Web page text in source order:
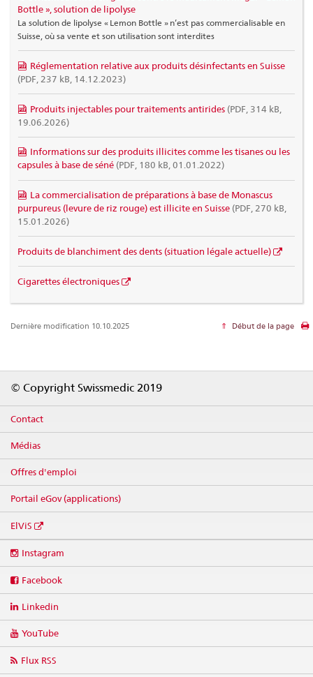
Bottle », solution de lipolyse
La solution de lipolyse « Lemon Bottle » n’est pas commercialisable en
Suisse, où sa vente et son utilisation sont interdites
Réglementation relative aux produits désinfectants en Suisse
(PDF, 237 kB, 14.12.2023)
Produits injectables pour traitements antirides (PDF, 314 kB,
19.06.2026)
Informations sur des produits illicites comme les tisanes ou les
capsules à base de séné (PDF, 180 kB, 01.01.2022)
La commercialisation de préparations à base de Monascus
purpureus (levure de riz rouge) est illicite en Suisse (PDF, 270 kB,
15.01.2026)
Produits de blanchiment des dents (situation légale actuelle)
Cigarettes électroniques
Dernière modification 10.10.2025 Début de la page
© Copyright Swissmedic 2019
Contact
Médias
Offres d'emploi
Portail eGov (applications)
ElViS
media
Instagram
Facebook
Linkedin
YouTube
Flux RSS